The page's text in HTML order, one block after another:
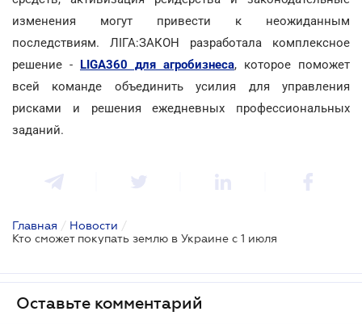
изменения могут привести к неожиданным
последствиям. ЛІГА:ЗАКОН разработала комплексное
решение - LIGA360 для агробизнеса, которое поможет
всей команде объединить усилия для управления
рисками и решения ежедневных профессиональных
заданий.
Главная / Новости /
Кто сможет покупать землю в Украине с 1 июля
Оставьте комментарий